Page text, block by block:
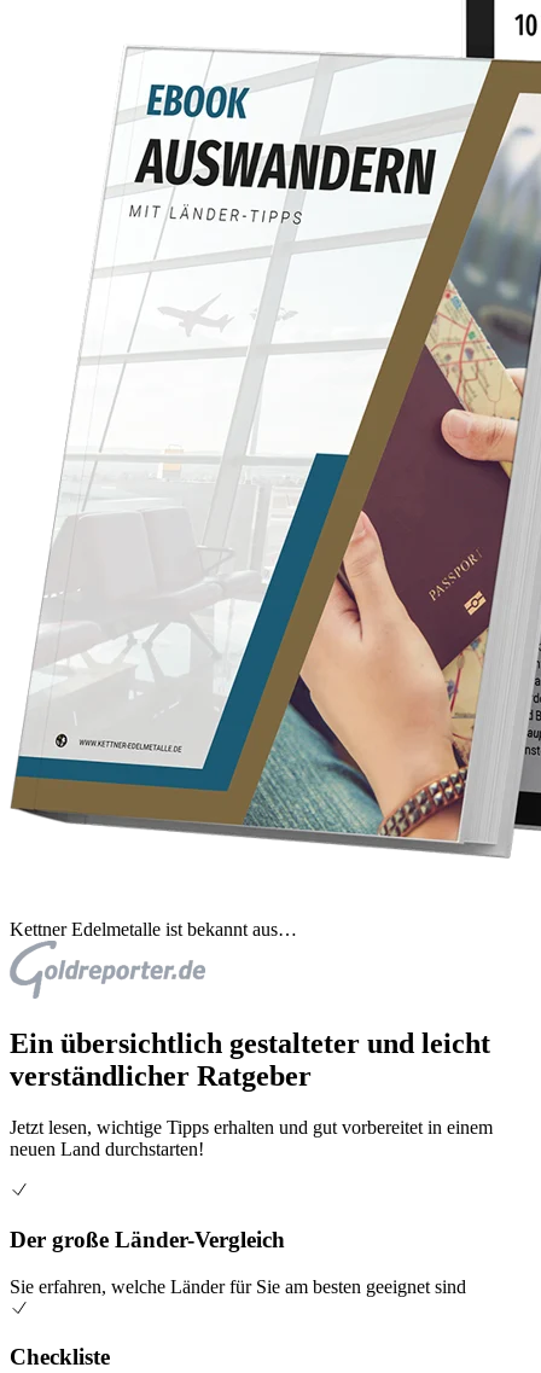
Kettner Edelmetalle ist bekannt aus…
Ein übersichtlich gestalteter und leicht
verständlicher Ratgeber
Jetzt lesen, wichtige Tipps erhalten und gut vorbereitet in einem
neuen Land durchstarten!
Der große Länder-Vergleich
Sie erfahren, welche Länder für Sie am besten geeignet sind
Checkliste